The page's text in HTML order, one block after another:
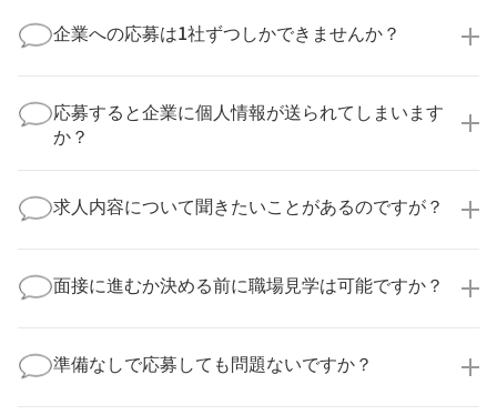
企業への応募は1社ずつしかできませんか？
実際に医療キャリアナビを利用して転職に成功した方
の多くは、複数応募して自分に合った職場を選ばれて
います。
応募すると企業に個人情報が送られてしまいます
か？
業様に個人情報が送られることはありません！
より詳細な求人情報をご確認いただいた上で、転職希
求人内容について聞きたいことがあるのですが？
してお答えいたします。
勤務体制や職場の雰囲気、研修制度など、どんな小さ
す！
面接に進むか決める前に職場見学は可能ですか？
積極的に受け入れています。実際の職場環境や働く人
の様子を見ることで、より安心してご判断いただけま
準備なしで応募しても問題ないですか？